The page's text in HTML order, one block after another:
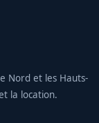
Nord et les Hauts-
la location.